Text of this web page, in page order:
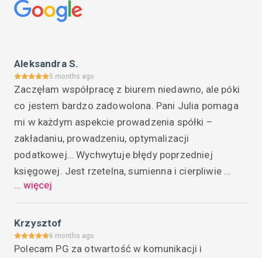
Aleksandra S.
5 months ago
Zaczęłam współpracę z biurem niedawno, ale póki
co jestem bardzo zadowolona. Pani Julia pomaga
mi w każdym aspekcie prowadzenia spółki –
zakładaniu, prowadzeniu, optymalizacji
podatkowej… Wychwytuje błędy poprzedniej
księgowej. Jest rzetelna, sumienna i cierpliwie
tłumaczy zawiłości podatkowe. Polecam!
... więcej
Krzysztof
6 months ago
Polecam PG za otwartość w komunikacji i